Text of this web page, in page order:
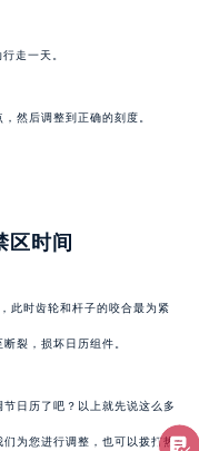
走一天。
然后调整到正确的刻度。
区时间
时齿轮和杆子的咬合最为紧
裂，损坏日历组件。
日历了吧？以上就先说这么多
为您进行调整，也可以拨打热线